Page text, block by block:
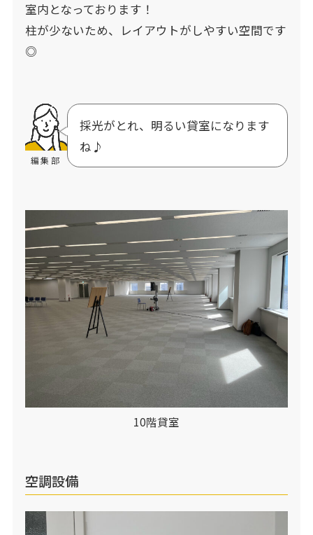
室内となっております！
柱が少ないため、レイアウトがしやすい空間です
◎
編集部
採光がとれ、明るい貸室になります
ね♪
10階貸室
空調設備